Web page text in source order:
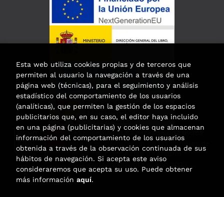
Esta actividad ha recibido una ayuda
para la modernización de las librerías de
la Comunidad de Madrid
correspondiente al año 2025.
Esta web utiliza cookies propias y de terceros que
permiten al usuario la navegación a través de una
página web (técnicas), para el seguimiento y análisis
estadístico del comportamiento de los usuarios
(analíticas), que permiten la gestión de los espacios
publicitarios que, en su caso, el editor haya incluido
en una página (publicitarias) y cookies que almacenan
información del comportamiento de los usuarios
obtenida a través de la observación continuada de sus
hábitos de navegación. Si acepta este aviso
consideraremos que acepta su uso. Puede obtener
más información aquí.